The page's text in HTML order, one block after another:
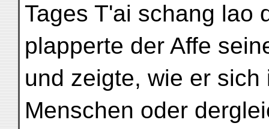
Tages T'ai schang lao
plapperte der Affe
und zeigte, wie er
Menschen oder